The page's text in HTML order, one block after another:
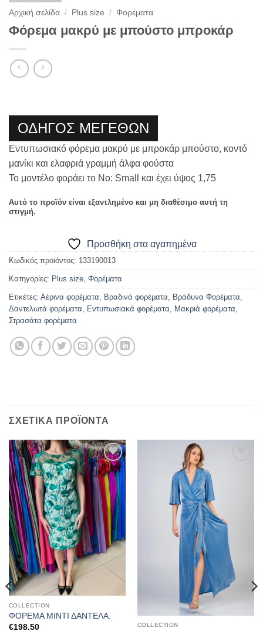
Αρχική σελίδα / Plus size / Φορέματα
Φόρεμα μακρύ με μπούστο μπροκάρ
ΟΔΗΓΟΣ ΜΕΓΕΘΩΝ
Εντυπωσιακό φόρεμα μακρύ με μπροκάρ μπούστο, κοντό
μανίκι και ελαφριά γραμμή άλφα φούστα
Το μοντέλο φοράει το Νο: Small και έχει ύψος 1,75
Αυτό το προϊόν είναι εξαντλημένο και μη διαθέσιμο αυτή τη
στιγμή.
Προσθήκη στα αγαπημένα
Κωδικός προϊόντος: 133190013
Κατηγορίες: Plus size Φορέματα
Ετικέτες: Αέρινα φορέματα Βραδινά φορέματα Βράδυνα Φορέματα
Δαντελωτά φορέματα
Εντυπωσιακά φορέματα Μακριά φορέματα
Στρασάτα φορέματα
ΣΧΕΤΙΚΆ ΠΡΟΪΌΝΤΑ
Προσθήκη
στα
αγαπημένα
COLLECTION
ΦΟΡΕΜΑ ΜΙΝΤΙ ΔΑΝΤΕΛΑ.
€198.50 COLLECTION